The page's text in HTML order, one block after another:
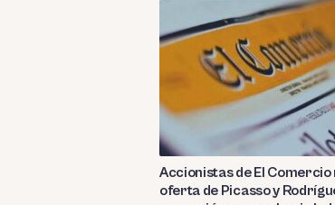
Accionistas de El Comercio
oferta de Picasso y